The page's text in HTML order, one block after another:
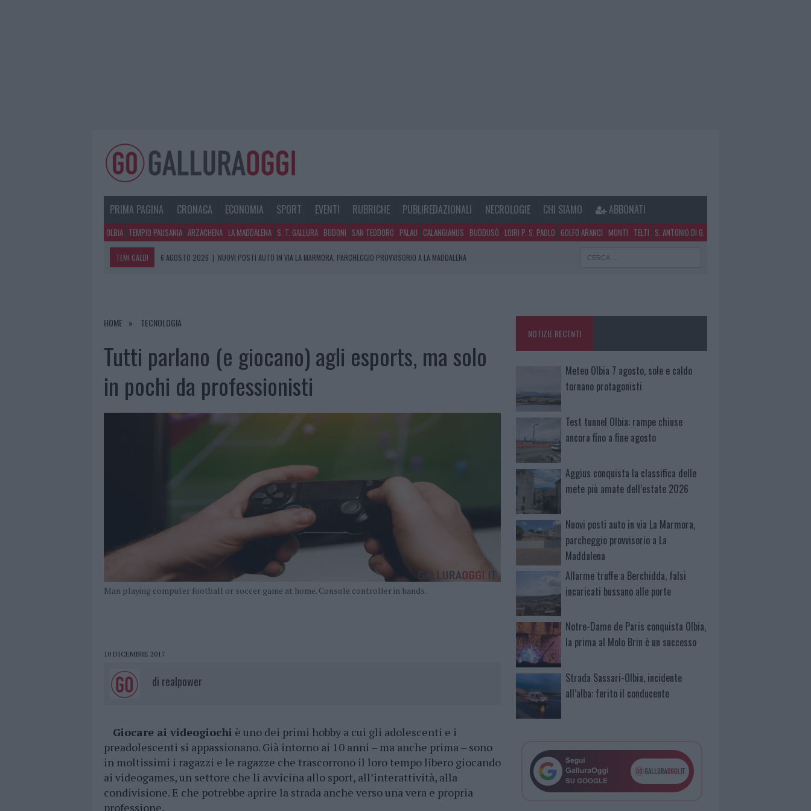
PRIMA PAGINA CRONACA ECONOMIA SPORT EVENTI RUBRICHE PUBLIREDAZIONALI NECROLOGIE CHI SIAMO ABBONATI
OLBIA TEMPIO PAUSANIA ARZACHENA LA MADDALENA S. T. GALLURA BUDONI SAN TEODORO PALAU CALANGIANUS BUDDUSÒ LOIRI P. S. PAOLO GOLFO ARANCI MONTI TELTI S. ANTONIO DI G.
TEMI CALDI 6 AGOSTO 2026 | NUOVI POSTI AUTO IN VIA LA MARMORA, PARCHEGGIO PROVVISORIO A LA MADDALENA
6 AGOSTO 2026 | TEST TUNNEL OLBIA: RAMPE CHIUSE ANCORA FINO A FINE AGOSTO
HOME TECNOLOGIA
Tutti parlano (e giocano) agli esports, ma solo
in pochi da professionisti
Man playing computer football or soccer game at home. Console controller in hands.
10 DICEMBRE 2017
di realpower
Giocare ai videogiochi è uno dei primi hobby a cui gli adolescenti e i
preadolescenti si appassionano. Già intorno ai 10 anni – ma anche prima – sono
in moltissimi i ragazzi e le ragazze che trascorrono il loro tempo libero giocando
ai videogames, un settore che li avvicina allo sport, all’interattività, alla
condivisione. E che potrebbe aprire la strada anche verso una vera e propria
professione.
NOTIZIE RECENTI
Meteo Olbia 7 agosto, sole e caldo
tornano protagonisti
Test tunnel Olbia: rampe chiuse
ancora fino a fine agosto
Aggius conquista la classifica delle
mete più amate dell’estate 2026
Nuovi posti auto in via La Marmora,
parcheggio provvisorio a La
Maddalena
Allarme truffe a Berchidda, falsi
incaricati bussano alle porte
Notre-Dame de Paris conquista Olbia,
la prima al Molo Brin è un successo
Strada Sassari-Olbia, incidente
all’alba: ferito il conducente